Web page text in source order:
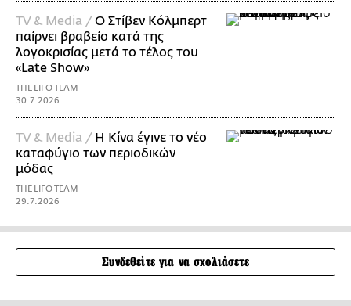
TV & Media /Ο Στίβεν Κόλμπερτ
παίρνει βραβείο κατά της
λογοκρισίας μετά το τέλος του
«Late Show»
THE LIFO TEAM
30.7.2026
TV & Media / Η Κίνα έγινε το νέο
καταφύγιο των περιοδικών
μόδας
THE LIFO TEAM
29.7.2026
Συνδεθείτε για να σχολιάσετε